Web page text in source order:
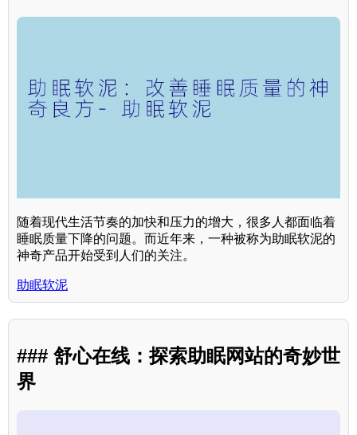
随着现代生活节奏的加快和压力的增大，很多人都面临着
睡眠质量下降的问题。而近年来，一种被称为助眠软泥的
神奇产品开始受到人们的关注。
助眠软泥
### 舒心在线：探索助眠网站的奇妙世
界